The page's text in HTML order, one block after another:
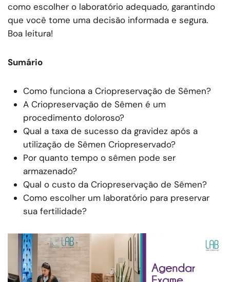
como escolher o laboratório adequado, garantindo
que você tome uma decisão informada e segura.
Boa leitura!
Sumário
Como funciona a Criopreservação de Sêmen?
A Criopreservação de Sêmen é um
procedimento doloroso?
Qual a taxa de sucesso da gravidez após a
utilização de Sêmen Criopreservado?
Por quanto tempo o sêmen pode ser
armazenado?
Qual o custo da Criopreservação de Sêmen?
Como escolher um laboratório para preservar
sua fertilidade?